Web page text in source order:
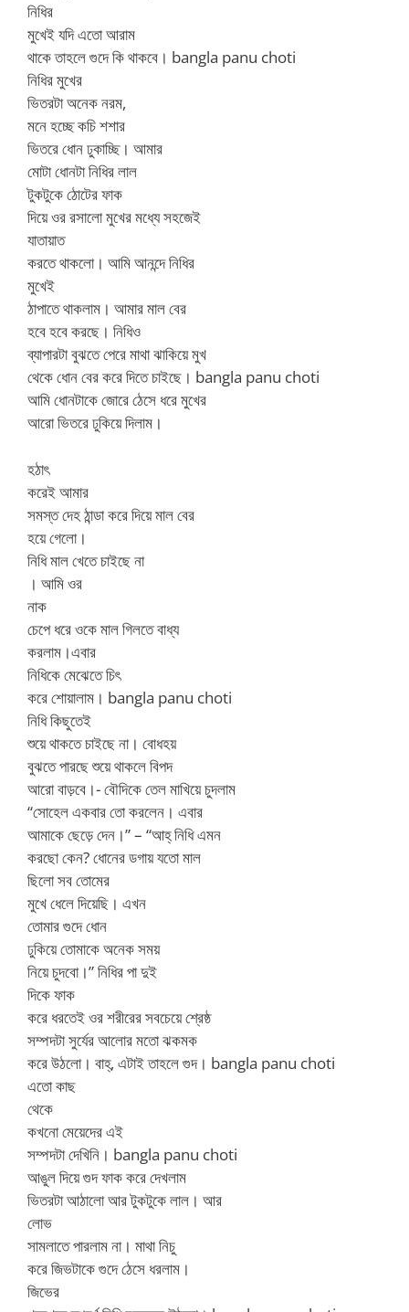
নিধির
মুখেই যদি এতো আরাম
থাকে তাহলে গুদে কি থাকবে। bangla panu choti
নিধির মুখের
ভিতরটা অনেক নরম,
মনে হচ্ছে কচি শশার
ভিতরে ধোন ঢুকাচ্ছি। আমার
মোটা ধোনটা নিধির লাল
টুকটুকে ঠোটের ফাক
দিয়ে ওর রসালো মুখের মধ্যে সহজেই
যাতায়াত
করতে থাকলো। আমি আনন্দে নিধির
মুখেই
ঠাপাতে থাকলাম। আমার মাল বের
হবে হবে করছে। নিধিও
ব্যাপারটা বুঝতে পেরে মাথা ঝাকিয়ে মুখ
থেকে ধোন বের করে দিতে চাইছে। bangla panu choti
আমি ধোনটাকে জোরে ঠেসে ধরে মুখের
আরো ভিতরে ঢুকিয়ে দিলাম।
হঠাৎ
করেই আমার
সমস্ত দেহ ঠান্ডা করে দিয়ে মাল বের
হয়ে গেলো।
নিধি মাল খেতে চাইছে না
। আমি ওর
নাক
চেপে ধরে ওকে মাল গিলতে বাধ্য
করলাম।এবার
নিধিকে মেঝেতে চিৎ
করে শোয়ালাম। bangla panu choti
নিধি কিছুতেই
শুয়ে থাকতে চাইছে না। বোধহয়
বুঝতে পারছে শুয়ে থাকলে বিপদ
আরো বাড়বে।- বৌদিকে তেল মাখিয়ে চুদলাম
“সোহেল একবার তো করলেন। এবার
আমাকে ছেড়ে দেন।” – “আহ্ নিধি এমন
করছো কেন? ধোনের ডগায় যতো মাল
ছিলো সব তোমের
মুখে ধেলে দিয়েছি। এখন
তোমার গুদে ধোন
ঢুকিয়ে তোমাকে অনেক সময়
নিয়ে চুদবো।” নিধির পা দুই
দিকে ফাক
করে ধরতেই ওর শরীরের সবচেয়ে শ্রেষ্ঠ
সম্পদটা সুর্যের আলোর মতো ঝকমক
করে উঠলো। বাহ্, এটাই তাহলে গুদ। bangla panu choti
এতো কাছ
থেকে
কখনো মেয়েদের এই
সম্পদটা দেখিনি। bangla panu choti
আঙুল দিয়ে গুদ ফাক করে দেখলাম
ভিতরটা আঠালো আর টুকটুকে লাল। আর
লোভ
সামলাতে পারলাম না। মাথা নিচু
করে জিভটাকে গুদে ঠেসে ধরলাম।
জিভের